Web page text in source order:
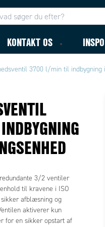
KONTAKT OS INSPO
3700 l/min til indbygning
3/2 ventiler
til kravene i ISO
sikker afblæsning og
aktiverer kun
for en sikker opstart af